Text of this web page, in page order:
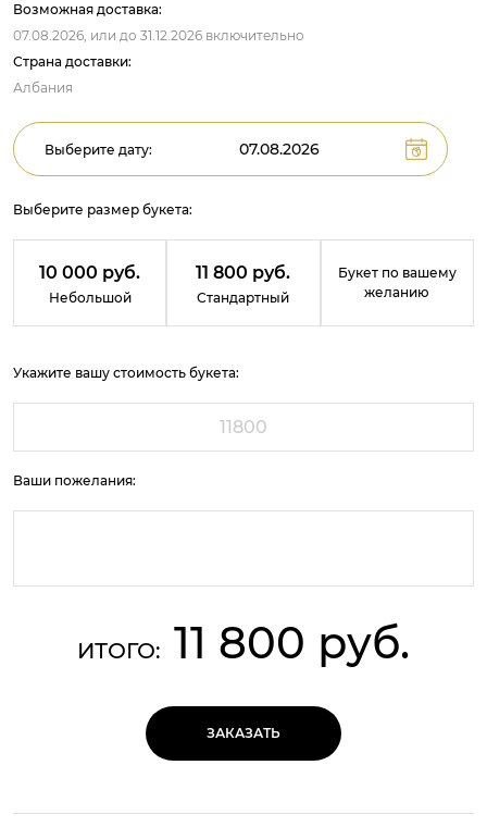
Возможная доставка:
07.08.2026, или до 31.12.2026 включительно
Страна доставки:
Албания
Выберите дату:
Выберите размер букета:
10 000 руб.
Небольшой
11 800 руб.
Стандартный
Букет по вашему
желанию
Укажите вашу стоимость букета:
Ваши пожелания:
ИТОГО: 11 800 руб.
ЗАКАЗАТЬ